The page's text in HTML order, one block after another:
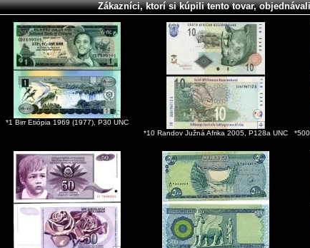
Zákazníci, ktorí si kúpili tento tovar,
*1 Birr Etiópia 1969 (1977), P30 UNC
*10 Randov Južná Afrika 2005, P128a UNC